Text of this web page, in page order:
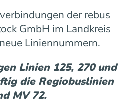
der rebus
GmbH im Landkreis
Liniennummern.
Linien 125, 270 und
die Regiobuslinien
MV 72.